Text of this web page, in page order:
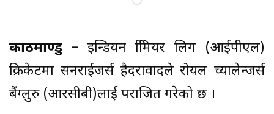
काठमाण्डु – इन्डियन प्रिमियर लिग (आईपीएल)
क्रिकेटमा सनराईजर्स हैदरावादले रोयल च्यालेन्जर्स
बैंग्लुरु (आरसीबी)लाई पराजित गरेको छ ।